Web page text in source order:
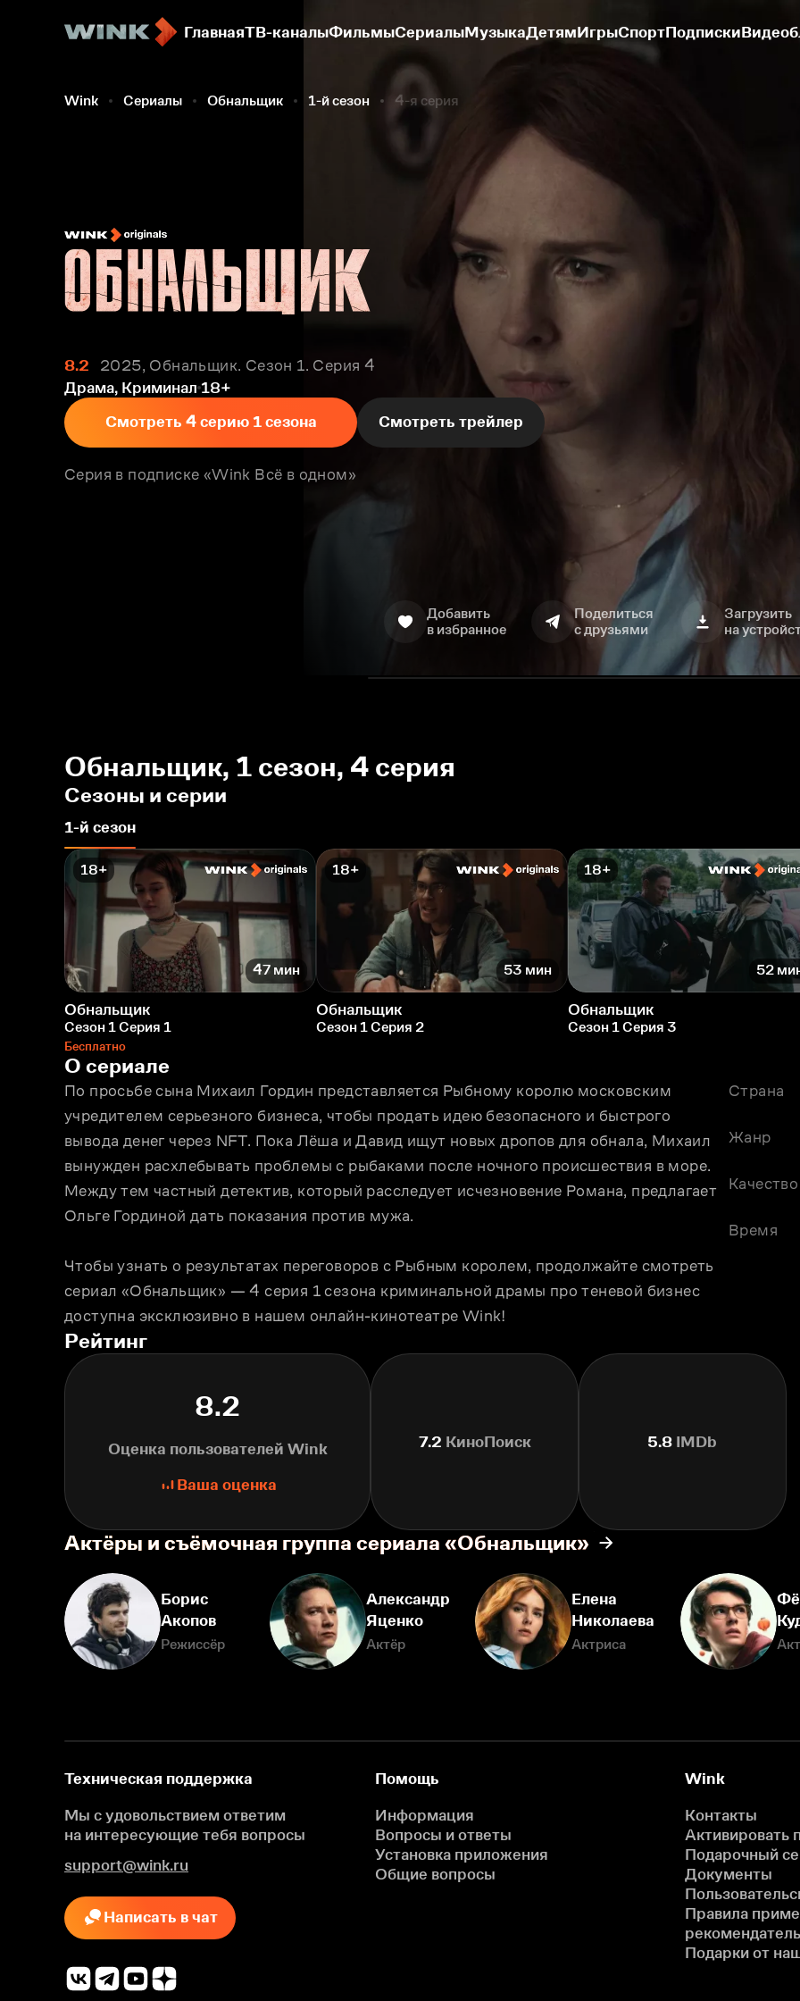
ГлавнаяТВ-каналыФильмыСериалыМузыкаДетямИгрыСпортПодписки
Wink Сериалы Обнальщик 1-й сезон 4-я серия
8.2
2025, Обнальщик. Сезон 1. Серия 4
Драма, Криминал 18+
Смотреть 4 серию 1 сезона
Смотреть трейлер
Серия в подписке «Wink Всё в одном»
Добавить
в избранное
Поделиться
с друзьями
Загрузить
на
Обнальщик, 1 сезон, 4 серия
Сезоны и серии
1-й сезон
18+
47 мин
Обнальщик
Сезон 1 Серия 1
Бесплатно
18+
53 мин
Обнальщик
Сезон 1 Серия 2
18+
52
Обнальщик
Сезон 1 Серия 3
О сериале
По просьбе сына Михаил Гордин представляется Рыбному королю московским
учредителем серьезного бизнеса, чтобы продать идею безопасного и быстрого
вывода денег через NFT. Пока Лёша и Давид ищут новых дропов для обнала, Михаил
вынужден расхлебывать проблемы с рыбаками после ночного происшествия в море.
Между тем частный детектив, который расследует исчезновение Романа, предлагает
Ольге Гординой дать показания против мужа.
Чтобы узнать о результатах переговоров с Рыбным королем, продолжайте смотреть
сериал «Обнальщик» — 4 серия 1 сезона криминальной драмы про теневой бизнес
доступна эксклюзивно в нашем онлайн-кинотеатре Wink!
Страна
Жанр
Качество
Время
Рейтинг
8.2
Оценка пользователей Wink
Ваша оценка
7.2 КиноПоиск 5.8 IMDb
Актёры и съёмочная группа сериала «Обнальщик»
Борис
Акопов
Режиссёр
Александр
Яценко
Актёр
Елена
Николаева
Актриса
Техническая поддержка
Мы с удовольствием ответим
на интересующие тебя вопросы
support@wink.ru
Написать в чат
Помощь
Информация
Вопросы и ответы
Установка приложения
Общие вопросы
Wink
Контакты
Активировать
Подарочный
Документы
Правила
Подарки от